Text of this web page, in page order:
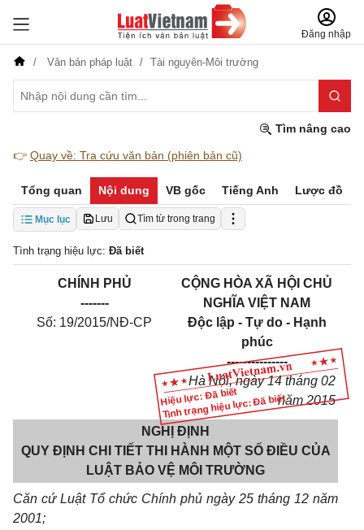
Đăng nhập
Văn bản pháp luật Tài nguyên-Môi trường
Tìm nâng cao
👉 Quay về: Tra cứu văn bản (phiên bản cũ)
Tổng quan Nội dung VB gốc Tiếng Anh Lược đồ
Mục lục Lưu Tìm từ trong trang
Tình trạng hiệu lực: Đã biết
Hiệu lực: Đã biết
Tình trạng hiệu lực: Đã biết
CHÍNH PHỦ
-------
Số: 19/2015/NĐ-CP
CỘNG HÒA XÃ HỘI CHỦ
NGHĨA VIỆT NAM
Độc lập - Tự do - Hạnh
phúc
---------------
Hà Nội, ngày 14tháng 02
năm 2015
NGHỊ ĐỊNH
QUY ĐỊNH CHI TIẾT THI HÀNH MỘT SỐ ĐIỀU CỦA
LUẬT BẢO VỆ MÔI TRƯỜNG
Căn cứ Luật Tổ chức Chính phủ ngày 25 tháng 12 năm
2001;